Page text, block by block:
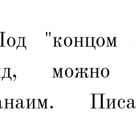
"концом
можно